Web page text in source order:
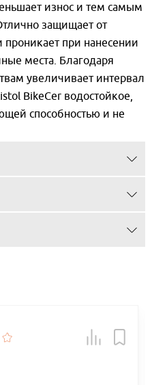
износ и тем самым
защищает от
проникает при нанесении
места. Благодаря
увеличивает интервал
BikeCer водостойкое,
способностью и не